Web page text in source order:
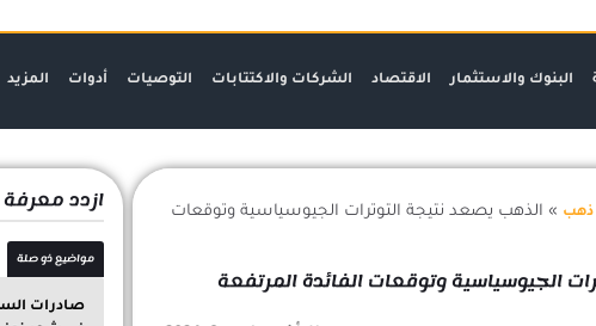
البنوك والاستثمار الاقتصاد الشركات والاكتتابات التوصيات أدوات المزيد
ذهب » الذهب يصعد نتيجة التوترات الجيوسياسية وتوقعات
الجيوسياسية وتوقعات الفائدة المرتفعة
ازدد معرفة
مواضيع ذو صلة